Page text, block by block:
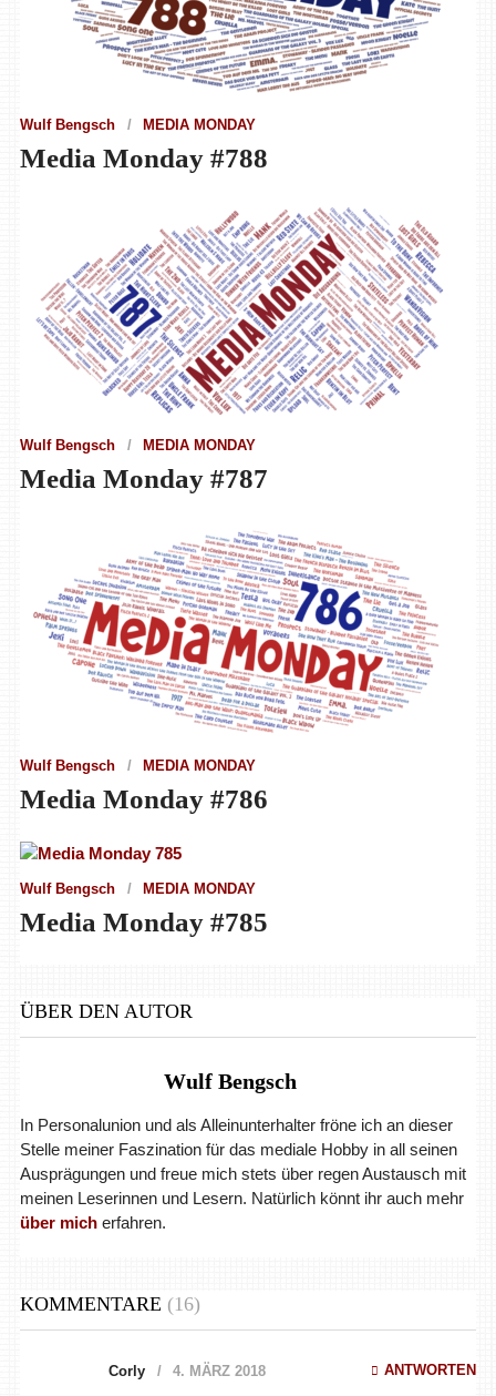
Wulf Bengsch MEDIA MONDAY
Media Monday #788
Wulf Bengsch MEDIA MONDAY
Media Monday #787
Wulf Bengsch MEDIA MONDAY
Media Monday #786
Wulf Bengsch MEDIA MONDAY
Media Monday #785
ÜBER DEN AUTOR
Wulf Bengsch
In Personalunion und als Alleinunterhalter fröne ich an dieser
Stelle meiner Faszination für das mediale Hobby in all seinen
Ausprägungen und freue mich stets über regen Austausch mit
meinen Leserinnen und Lesern. Natürlich könnt ihr auch mehr
über micherfahren.
KOMMENTARE (16)
Corly 4. MÄRZ 2018 ANTWORTEN